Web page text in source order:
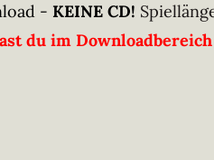
- KEINE CD!
du im